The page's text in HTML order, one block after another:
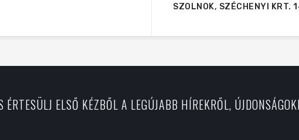
SZOLNOK, SZÉCHENYI KRT.
ELSŐ KÉZBŐL A LEGÚJABB HÍREKRŐL,